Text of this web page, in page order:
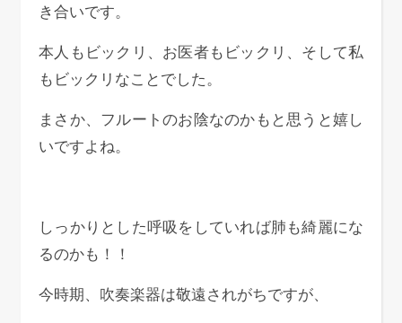
き合いです。
本人もビックリ、お医者もビックリ、そして私
もビックリなことでした。
まさか、フルートのお陰なのかもと思うと嬉し
いですよね。
しっかりとした呼吸をしていれば肺も綺麗にな
るのかも！！
今時期、吹奏楽器は敬遠されがちですが、